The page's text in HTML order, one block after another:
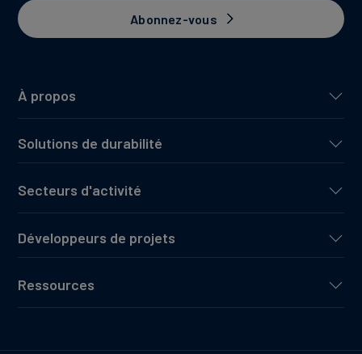
À propos
Solutions de durabilité
Secteurs d'activité
Développeurs de projets
Ressources
Abonnez-vous